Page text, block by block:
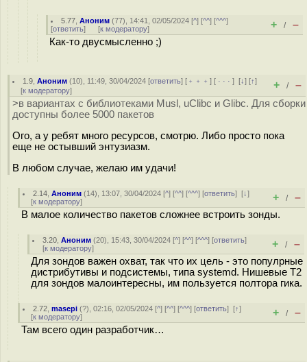
5.77 ,Аноним (77), 14:41, 02/05/2024 [^] [^^] [^^^]
[ответить] [к модератору] + / –
Как-то двусмысленно ;)
1.9 ,Аноним (10), 11:49, 30/04/2024 [ответить] [ ﹢﹢﹢] [ · · ·][↓] [↑]
[к модератору] + / –
>в вариантах с библиотеками Musl, uClibc и Glibc. Для сборки
доступны более 5000 пакетов
Ого, а у ребят много ресурсов, смотрю. Либо просто пока
еще не остывший энтузиазм.
В любом случае, желаю им удачи!
2.14 ,Аноним (14), 13:07, 30/04/2024 [^] [^^] [^^^] [ответить][↓]
[к модератору] + / –
В малое количество пакетов сложнее встроить зонды.
3.20 ,Аноним (20), 15:43, 30/04/2024 [^] [^^] [^^^] [ответить]
[к модератору] + / –
Для зондов важен охват, так что их цель - это популрные
дистрибутивы и подсистемы, типа systemd. Нишевые T2
для зондов малоинтересны, им пользуется полтора гика.
2.72 ,masepi (?), 02:16, 02/05/2024 [^] [^^] [^^^] [ответить][↑]
[к модератору] + / –
Там всего один разработчик…